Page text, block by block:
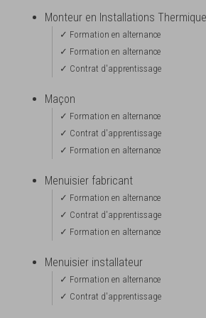
Monteur en Installations
✓ Formation en alternance
✓ Formation en alternance
✓ Contrat d'apprentissage
Maçon
✓ Formation en alternance
✓ Contrat d'apprentissage
✓ Formation en alternance
Menuisier fabricant
✓ Formation en alternance
✓ Contrat d'apprentissage
✓ Formation en alternance
Menuisier installateur
✓ Formation en alternance
✓ Contrat d'apprentissage